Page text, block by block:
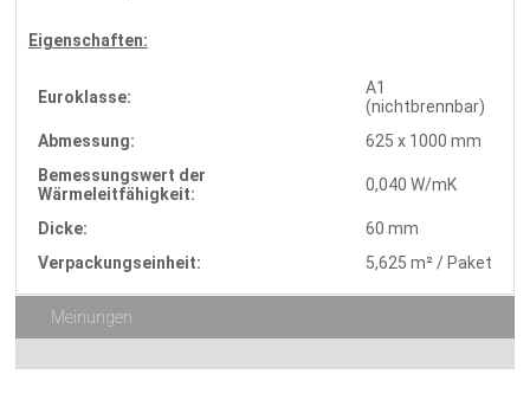
Eigenschaften:
Euroklasse:
A1
(nichtbrennbar)
Abmessung:
625 x 1000 mm
Bemessungswert der
Wärmeleitfähigkeit:
0,040 W/mK
Dicke:
60 mm
Verpackungseinheit:
5,625 m² / Paket
Meinungen